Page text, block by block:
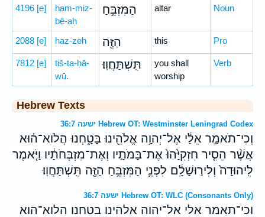
4196 [e]
ham-miz-
bê-aḥ
הַמִּזְבֵּ֥חַ altar Noun
2088 [e] haz-zeh הַזֶּ֖ה this Pro
7812 [e]
tiš-ta-ḥă-
wū.
תִּֽשְׁתַּחֲוֽוּ׃
you shall
worship
Verb
Hebrew Texts
ישעה 36:7 Hebrew OT: Westminster Leningrad Codex
וְכִי־תֹאמַ֣ר אֵלַ֔י אֶל־יְהוָ֥ה אֱלֹהֵ֖ינוּ בָּטָ֑חְנוּ הֲלֹוא־ה֗וּא
אֲשֶׁ֨ר הֵסִ֤יר חִזְקִיָּ֙הוּ֙ אֶת־בָּמֹתָ֣יו וְאֶת־מִזְבְּחֹתָ֔יו וַיֹּ֤אמֶר
לִֽיהוּדָה֙ וְלִיר֣וּשָׁלִַ֔ם לִפְנֵ֛י הַמִּזְבֵּ֥חַ הַזֶּ֖ה תִּֽשְׁתַּחֲוֽוּ׃
ישעה 36:7 Hebrew OT: WLC (Consonants Only)
וכי־תאמר אלי אל־יהוה אלהינו בטחנו הלוא־הוא